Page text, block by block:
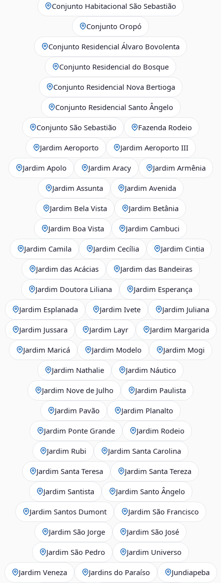
Conjunto Habitacional São Sebastião
Conjunto Oropó
Conjunto Residencial Álvaro Bovolenta
Conjunto Residencial do Bosque
Conjunto Residencial Nova Bertioga
Conjunto Residencial Santo Ângelo
Conjunto São Sebastião Fazenda Rodeio
Jardim Aeroporto Jardim Aeroporto III
Jardim Apolo Jardim Aracy Jardim Armênia
Jardim Assunta Jardim Avenida
Jardim Bela Vista Jardim Betânia
Jardim Boa Vista Jardim Cambuci
Jardim Camila Jardim Cecília Jardim Cintia
Jardim das Acácias Jardim das Bandeiras
Jardim Doutora Liliana Jardim Esperança
Jardim Esplanada Jardim Ivete Jardim Juliana
Jardim Jussara Jardim Layr Jardim Margarida
Jardim Maricá Jardim Modelo Jardim Mogi
Jardim Nathalie Jardim Náutico
Jardim Nove de Julho Jardim Paulista
Jardim Pavão Jardim Planalto
Jardim Ponte Grande Jardim Rodeio
Jardim Rubi Jardim Santa Carolina
Jardim Santa Teresa Jardim Santa Tereza
Jardim Santista Jardim Santo Ângelo
Jardim Santos Dumont Jardim São Francisco
Jardim São Jorge Jardim São José
Jardim São Pedro Jardim Universo
Jardim Veneza Jardins do Paraíso Jundiapeba